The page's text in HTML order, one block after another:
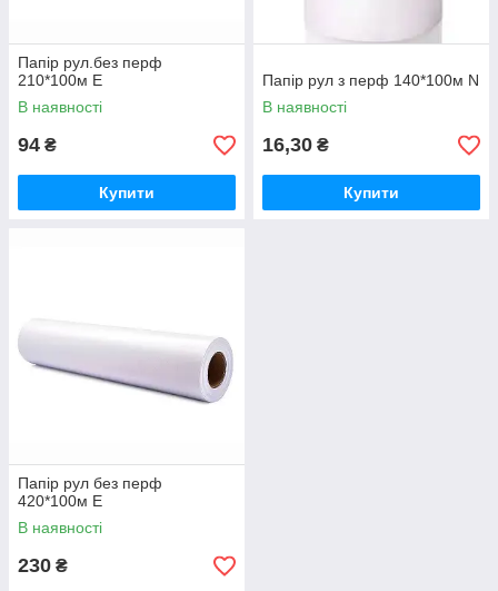
Папір рул.без перф
210*100м Е
В наявності
94 ₴
Купити
Папір рул з перф 140*100м N
В наявності
16,30 ₴
Купити
Папір рул без перф
420*100м Е
В наявності
230 ₴